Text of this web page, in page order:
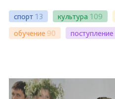
спорт 13 культура 109
обучение 90 поступление